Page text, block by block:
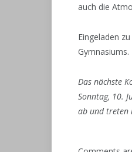
auch die
Eingeladen
Gymnasiums.
Das nächste
Sonntag, 10.
ab und treten